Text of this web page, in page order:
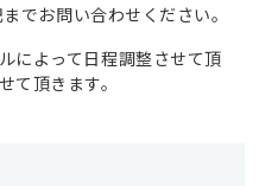
でお問い合わせください。
によって日程調整させて頂
て頂きます。